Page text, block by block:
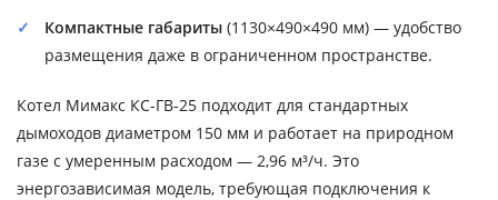
Компактные габариты (1130×490×490 мм) — удобство
размещения даже в ограниченном пространстве.
Котел Мимакс КС-ГВ-25 подходит для стандартных
дымоходов диаметром 150 мм и работает на природном
газе с умеренным расходом — 2,96 м³/ч. Это
энергозависимая модель, требующая подключения к